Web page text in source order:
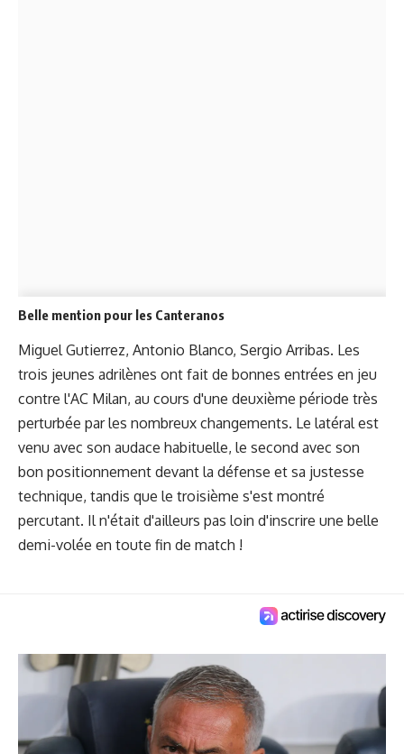
Belle mention pour les Canteranos
Miguel Gutierrez, Antonio Blanco, Sergio Arribas. Les
trois jeunes adrilènes ont fait de bonnes entrées en jeu
contre l'AC Milan, au cours d'une deuxième période très
perturbée par les nombreux changements. Le latéral est
venu avec son audace habituelle, le second avec son
bon positionnement devant la défense et sa justesse
technique, tandis que le troisième s'est montré
percutant. Il n'était d'ailleurs pas loin d'inscrire une belle
demi-volée en toute fin de match !